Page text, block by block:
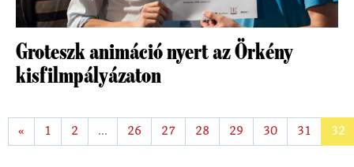
Groteszk animáció nyert az Örkény
kisfilmpályázaton
« 1 2 ... 26 27 28 29 30 31 32